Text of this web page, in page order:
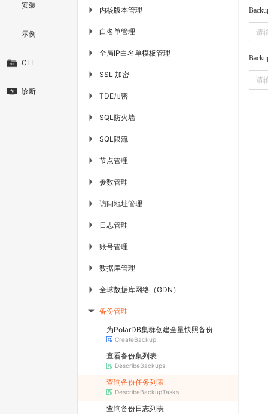
安装
示例
CLI
诊断
▶ 内核版本管理
▶ 白名单管理
▶ 全局IP白名单模板管理
▶ SSL 加密
▶ TDE加密
▶ SQL防火墙
▶ SQL限流
▶ 节点管理
▶ 参数管理
▶ 访问地址管理
▶ 日志管理
▶ 账号管理
▶ 数据库管理
▶ 全球数据库网络（GDN）
▶ 备份管理
为PolarDB集群创建全量快照备份
CreateBackup
查看备份集列表
DescribeBackups
查询备份任务列表
DescribeBackupTasks
查询备份日志列表